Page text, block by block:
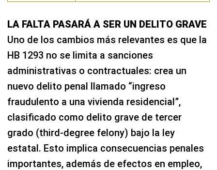
LA FALTA PASARÁ A SER UN DELITO GRAVE
Uno de los cambios más relevantes es que la
HB 1293 no se limita a sanciones
administrativas o contractuales: crea un
nuevo delito penal llamado “ingreso
fraudulento a una vivienda residencial”,
clasificado como delito grave de tercer
grado (third-degree felony) bajo la ley
estatal. Esto implica consecuencias penales
importantes, además de efectos en empleo,